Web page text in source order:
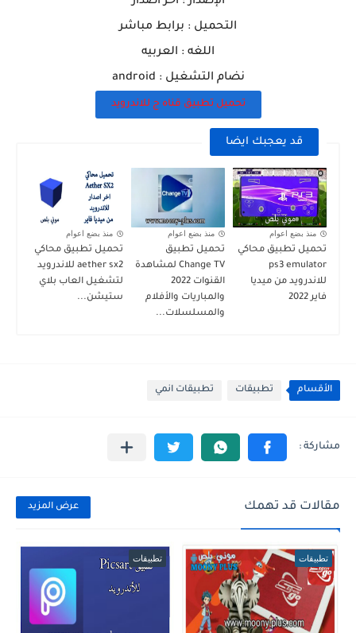
التحميل : برابط مباشر
اللغه : العربيه
نضام التشغيل : android
تحميل تطبيق قناه ج للاندرويد
قد يعجبك ايضا
منذ بضع اعوام
تحميل تطبيق محاكي
ps3 emulator
للاندرويد من ميديا
فاير 2022
منذ بضع اعوام
تحميل تطبيق
Change TV لمشاهدة
القنوات 2022
والمباريات والأفلام
والمسلسلات...
منذ بضع اعوام
تحميل تطبيق محاكي
aether sx2 للاندرويد
لتشغيل العاب بلاي
ستيشن...
الأقسام تطبيقات تطبيقات انمي
مقالات قد تهمك عرض المزيد
تطبيقات تطبيقات